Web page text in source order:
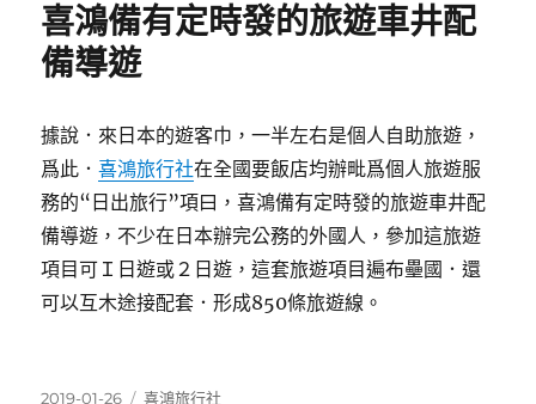
喜鴻備有定時發的旅遊車井配
備導遊
據說．來日本的遊客巾，一半左右是個人自助旅遊，
爲此．喜鴻旅行社在全國要飯店均辦毗爲個人旅遊服
務的“日出旅行”項曰，喜鴻備有定時發的旅遊車井配
備導遊，不少在日本辦完公務的外國人，參加這旅遊
項目可Ｉ日遊或２日遊，這套旅遊項目遍布壘國．還
可以互木途接配套．形成850條旅遊線。
發
2019-01-26
分
喜鴻旅行社